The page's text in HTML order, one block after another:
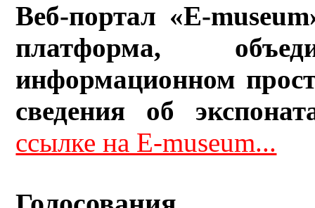
Веб-портал «E-
платформа,
информационном
сведения об
ссылке на E-museum...